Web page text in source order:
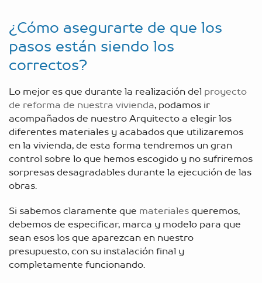
¿Cómo asegurarte de que los
pasos están siendo los
correctos?
Lo mejor es que durante la realización del proyecto
de reforma de nuestra vivienda, podamos ir
acompañados de nuestro Arquitecto a elegir los
diferentes materiales y acabados que utilizaremos
en la vivienda, de esta forma tendremos un gran
control sobre lo que hemos escogido y no sufriremos
sorpresas desagradables durante la ejecución de las
obras.
Si sabemos claramente que materialesqueremos,
debemos de especificar, marca y modelo para que
sean esos los que aparezcan en nuestro
presupuesto, con su instalación final y
completamente funcionando.